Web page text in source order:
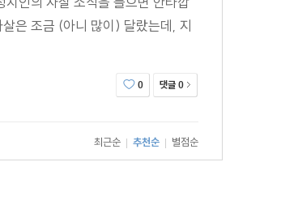
은 조금 (아니 많이) 달랐는데, 지
0 댓글 0
최근순 추천순 별점순